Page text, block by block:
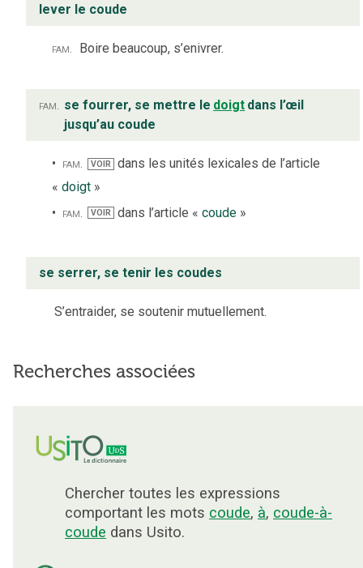
lever le coude
fam. Boire beaucoup, s’enivrer.
fam. se fourrer, se mettre le doigt dans l’œil
jusqu’au coude
fam. VOIR dans les unités lexicales de l’article
« doigt »
fam.
VOIR dans l’article « coude»
se serrer, se tenir les coudes
S’entraider, se soutenir mutuellement.
Recherches associées
Chercher toutes les expressions
comportant les mots coude, à, coude-à-
coude dans Usito.